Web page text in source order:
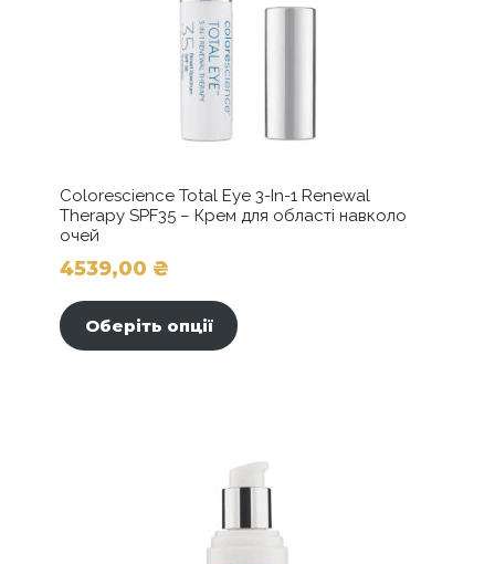
Colorescience Total Eye 3-In-1 Renewal
Therapy SPF35 – Крем для області навколо
очей
4539,00 ₴
Оберіть опції
вибрати
на
сторінці
товару